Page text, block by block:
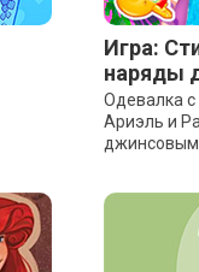
Игра:
наряды
Одевалка с
Ариэль и